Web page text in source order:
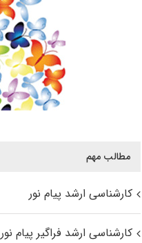
مطالب مهم
کارشناسی ارشد پیام نور
کارشناسی ارشد فراگیر پیام نور